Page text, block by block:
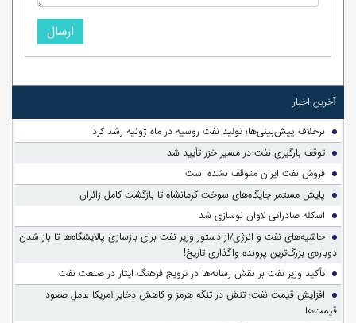
ارسال
آخرین اخبار
برخلاف پیش‌بینی‌ها؛ تولید نفت روسیه در ماه ژوئیه رشد کرد
توقف بارگیری نفت در مسیر خزر تأیید شد
فروش نفت ایران متوقف نشده است
پایش مستمر جایگاه‌های سوخت کرمانشاه تا بازگشت کامل زائران
اسکله صادراتی لاوان نوسازی شد
حاشیه‌های نفت و انرژی/از دستور وزیر نفت برای بازسازی پالایشگاه‌ها تا باز شدن
دوباره‌ی بزرگ‌ترین پرونده واگذاری تاریخ!
تأکید وزیر نفت بر نقش رسانه‌ها در ترویج فرهنگ ایثار در صنعت نفت
افزایش قیمت نفت؛ تنش در تنگه هرمز و کاهش ذخایر آمریکا عامل صعود
قیمت‌ها